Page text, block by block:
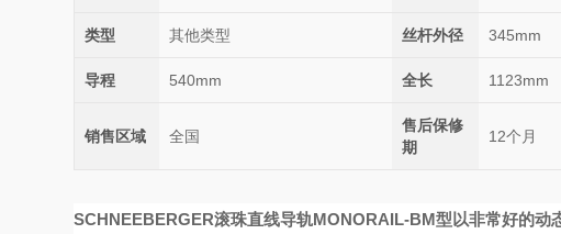
类型 其他类型 丝杆外径 345mm
导程 540mm 全长 1123mm
销售区域 全国
售后保修
期
12个月
SCHNEEBERGER滚珠直线导轨MONORAIL-BM型以非常好的动